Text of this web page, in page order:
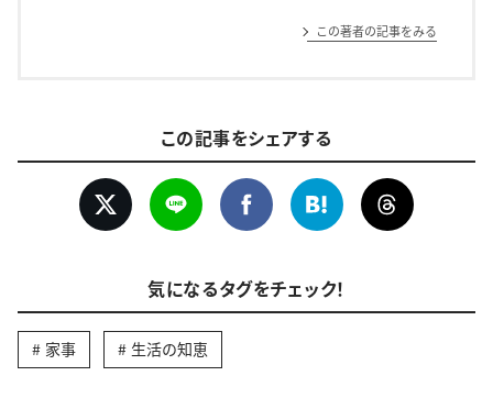
この著者の記事をみる
この記事をシェアする
気になるタグをチェック！
家事 生活の知恵